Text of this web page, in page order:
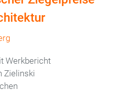
Werkbericht
Zielinski